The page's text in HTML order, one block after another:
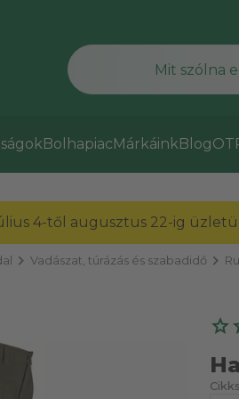
BolhapiacMárkáinkBlog
4-től augusztus 22-ig
chevron_right Vadászat, túrázás és szabadidő chevron_right